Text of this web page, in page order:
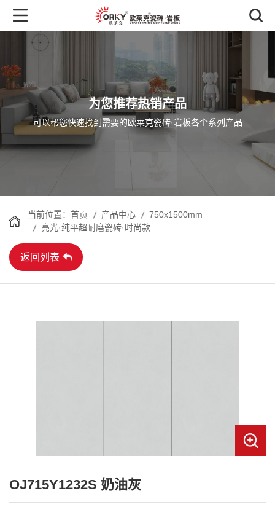
为您推荐热销产品
可以帮您快速找到需要的欧莱克瓷砖·岩板各个系列产品
返回列表
当前位置： 首页 产品中心
750x1500mm
亮光·纯平超耐磨瓷砖·时尚款
OJ715Y1232S 奶油灰